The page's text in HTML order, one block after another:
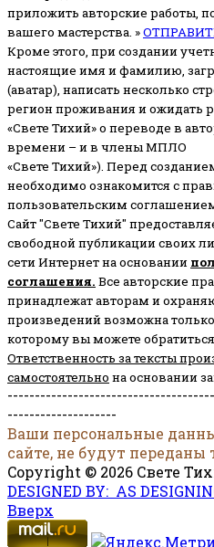
приложить авторские работы,
вашего мастерства. »
Кроме этого, при создании
настоящие имя и фамилию,
(аватар), написать несколько
регион проживания и ожидать
«Свете Тихий» о переводе в
времени – и в члены МПЛО
«Свете Тихий»). Перед
необходимо ознакомится с
пользовательским
Сайт "Свете Тихий"
свободной публикации своих
сети Интернет на основании
соглашения. Все авторские
принадлежат авторам и
произведений возможна только
которому вы можете
Ответственность за тексты
самостоятельно на основании
--------------------
Ваши персональные
сайте, не будут
Copyright © 2026 Свете
DESIGNED BY: AS
Вверх